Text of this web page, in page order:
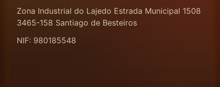
Zona Industrial do Lajedo Estrada Municipal 1508
3465-158 Santiago de Besteiros
NIF: 980185548